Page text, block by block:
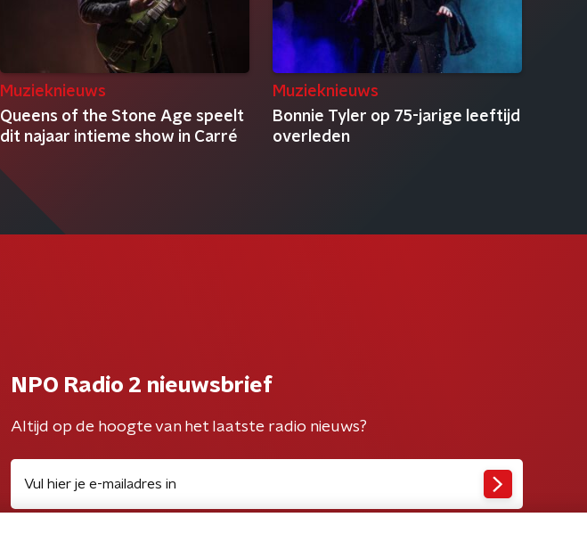
Muzieknieuws
Queens of the Stone Age speelt
dit najaar intieme show in Carré
Muzieknieuws
Bonnie Tyler op 75-jarige leeftijd
overleden
NPO Radio 2 nieuwsbrief
Altijd op de hoogte van het laatste radio nieuws?